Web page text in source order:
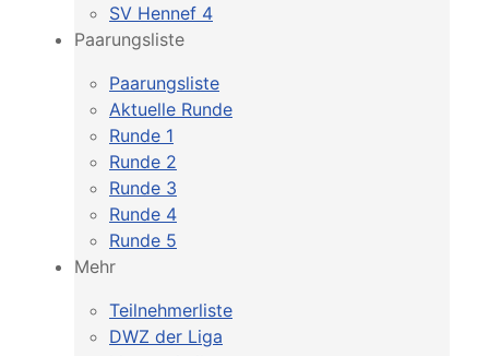
SV Hennef 4
Paarungsliste
Paarungsliste
Aktuelle Runde
Runde 1
Runde 2
Runde 3
Runde 4
Runde 5
Mehr
Teilnehmerliste
DWZ der Liga